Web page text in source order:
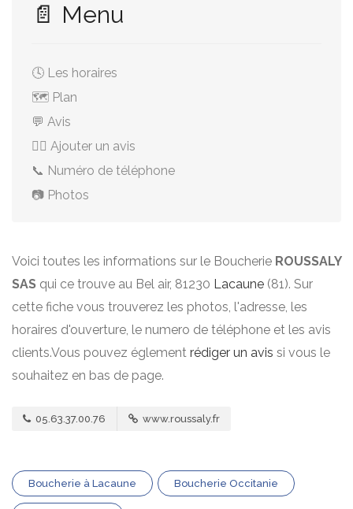
📄 Menu
🕓 Les horaires
🗺️ Plan
💬 Avis
✍🏻 Ajouter un avis
📞 Numéro de téléphone
📷 Photos
Voici toutes les informations sur le Boucherie ROUSSALY
SAS qui ce trouve au Bel air, 81230 Lacaune (81). Sur
cette fiche vous trouverez les photos, l'adresse, les
horaires d'ouverture, le numero de téléphone et les avis
clients.Vous pouvez églement rédiger un avis si vous le
souhaitez en bas de page.
05.63.37.00.76 www.roussaly.fr
Boucherie à Lacaune Boucherie Occitanie